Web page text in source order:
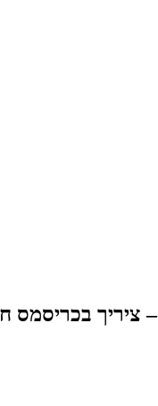
בכריסמס